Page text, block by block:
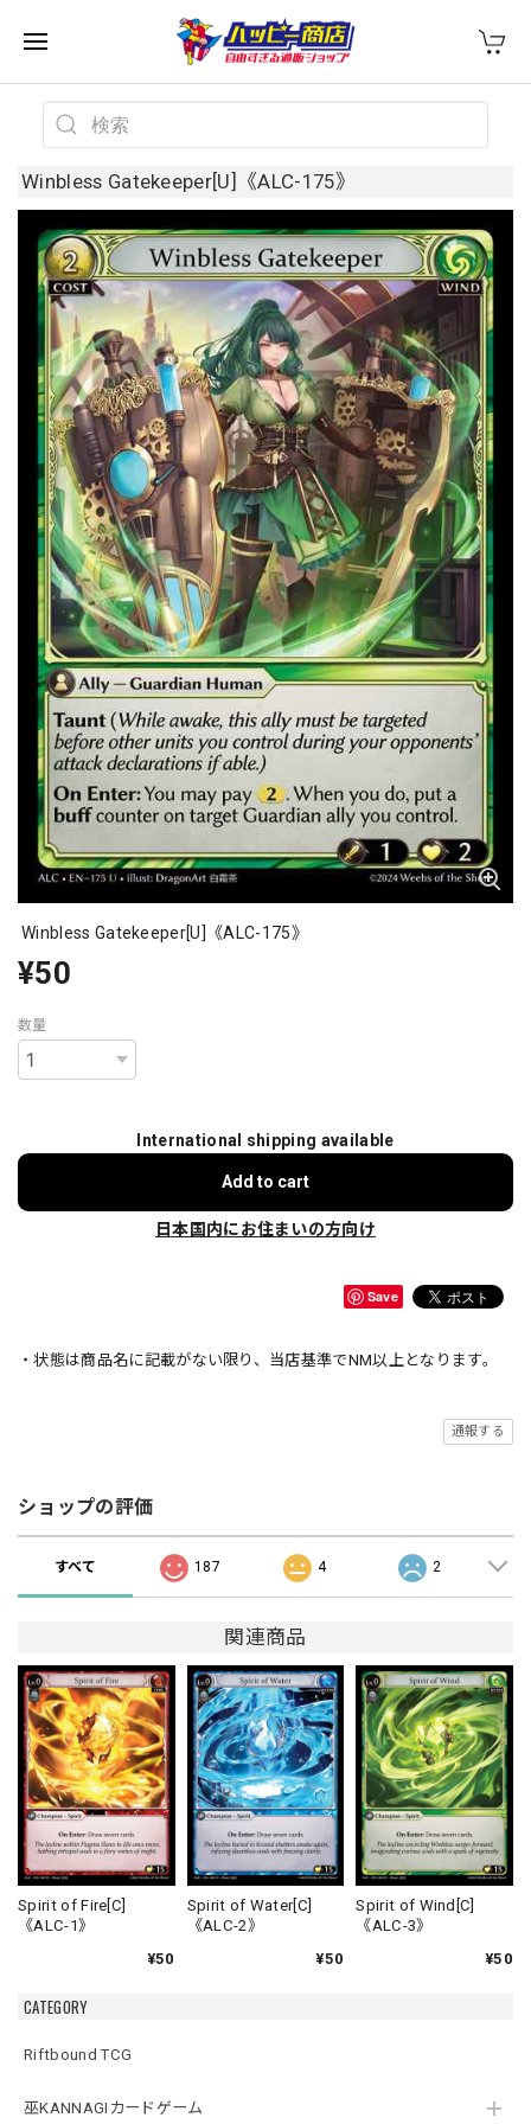
CATEGORY
Riftbound TCG
巫KANNAGIカードゲーム
Winbless Gatekeeper[U]《ALC-175》
Winbless Gatekeeper[U]《ALC-175》
¥50
数量
International shipping available
Add to cart
日本国内にお住まいの方向け
Save
・状態は商品名に記載がない限り、当店基準でNM以上となります。
通報する
ショップの評価
すべて 187 4 2
関連商品
Spirit of Fire[C]
《ALC-1》
¥50
Spirit of Water[C]
《ALC-2》
¥50
Spirit of Wind[C]
《ALC-3》
¥50